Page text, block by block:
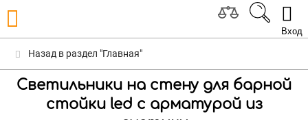
Вход
Назад в раздел "Главная"
Светильники на стену для барной
стойки led с арматурой из